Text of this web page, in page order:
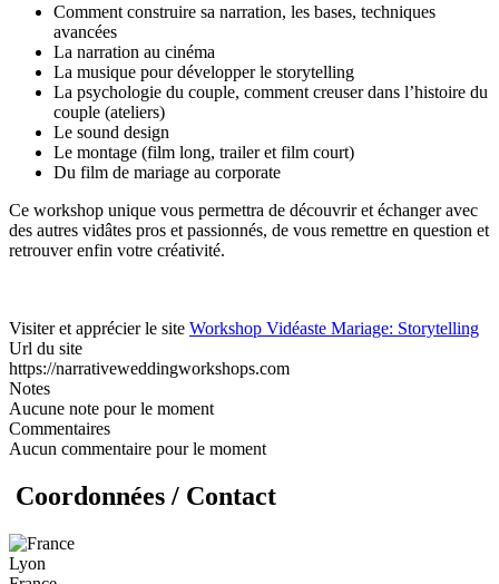
Comment construire sa narration, les bases, techniques
avancées
La narration au cinéma
La musique pour développer le storytelling
La psychologie du couple, comment creuser dans l’histoire du
couple (ateliers)
Le sound design
Le montage (film long, trailer et film court)
Du film de mariage au corporate
Ce workshop unique vous permettra de découvrir et échanger avec
des autres vidâtes pros et passionnés, de vous remettre en question et
retrouver enfin votre créativité.
Visiter et apprécier le site Workshop Vidéaste Mariage: Storytelling
Url du site
https://narrativeweddingworkshops.com
Notes
Aucune note pour le moment
Commentaires
Aucun commentaire pour le moment
Coordonnées / Contact
Lyon